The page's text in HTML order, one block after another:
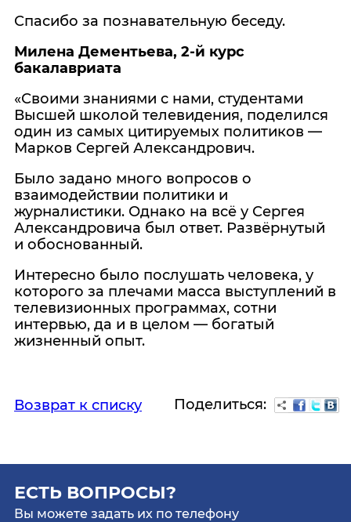
Спасибо за познавательную беседу.
Милена Дементьева, 2-й курс
бакалавриата
«Своими знаниями с нами, студентами
Высшей школой телевидения, поделился
один из самых цитируемых политиков —
Марков Сергей Александрович.
Было задано много вопросов о
взаимодействии политики и
журналистики. Однако на всё у Сергея
Александровича был ответ. Развёрнутый
и обоснованный.
Интересно было послушать человека, у
которого за плечами масса выступлений в
телевизионных программах, сотни
интервью, да и в целом — богатый
жизненный опыт.
Возврат к списку Поделиться:
ЕСТЬ ВОПРОСЫ?
Вы можете задать их по телефону